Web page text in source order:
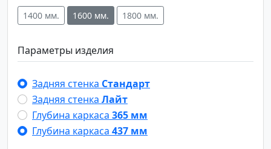
1400 мм. 1600 мм. 1800 мм.
Параметры изделия
Задняя стенка Стандарт
Задняя стенка Лайт
Глубина каркаса 365 мм
Глубина каркаса 437 мм